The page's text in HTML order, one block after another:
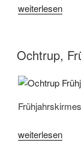
„Ochtrup,
weiterlesen
Ochtrup,
„Ochtrup,
weiterlesen